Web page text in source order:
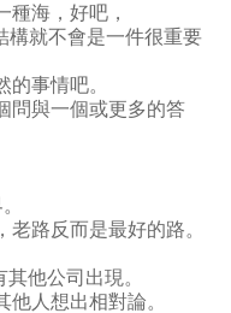
種海，好吧，
構就不會是一件很重要
事情吧。
問與一個或更多的答
路反而是最好的路。
他公司出現。
人想出相對論。